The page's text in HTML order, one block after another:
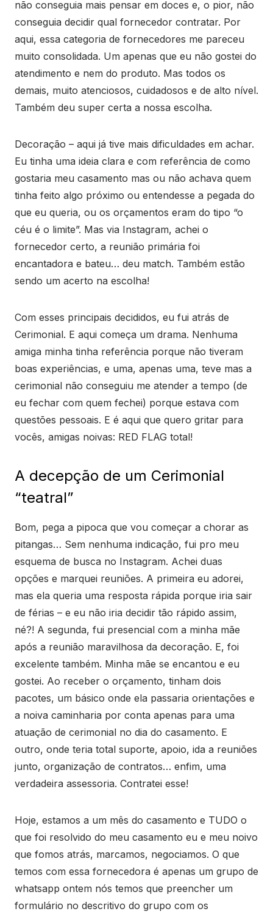
não conseguia mais pensar em doces e, o pior, não
conseguia decidir qual fornecedor contratar. Por
aqui, essa categoria de fornecedores me pareceu
muito consolidada. Um apenas que eu não gostei do
atendimento e nem do produto. Mas todos os
demais, muito atenciosos, cuidadosos e de alto nível.
Também deu super certa a nossa escolha.
Decoração – aqui já tive mais dificuldades em achar.
Eu tinha uma ideia clara e com referência de como
gostaria meu casamento mas ou não achava quem
tinha feito algo próximo ou entendesse a pegada do
que eu queria, ou os orçamentos eram do tipo “o
céu é o limite”. Mas via Instagram, achei o
fornecedor certo, a reunião primária foi
encantadora e bateu… deu match. Também estão
sendo um acerto na escolha!
Com esses principais decididos, eu fui atrás de
Cerimonial. E aqui começa um drama. Nenhuma
amiga minha tinha referência porque não tiveram
boas experiências, e uma, apenas uma, teve mas a
cerimonial não conseguiu me atender a tempo (de
eu fechar com quem fechei) porque estava com
questões pessoais. E é aqui que quero gritar para
vocês, amigas noivas: RED FLAG total!
A decepção de um Cerimonial
“teatral”
Bom, pega a pipoca que vou começar a chorar as
pitangas… Sem nenhuma indicação, fui pro meu
esquema de busca no Instagram. Achei duas
opções e marquei reuniões. A primeira eu adorei,
mas ela queria uma resposta rápida porque iria sair
de férias – e eu não iria decidir tão rápido assim,
né?! A segunda, fui presencial com a minha mãe
após a reunião maravilhosa da decoração. E, foi
excelente também. Minha mãe se encantou e eu
gostei. Ao receber o orçamento, tinham dois
pacotes, um básico onde ela passaria orientações e
a noiva caminharia por conta apenas para uma
atuação de cerimonial no dia do casamento. E
outro, onde teria total suporte, apoio, ida a reuniões
junto, organização de contratos… enfim, uma
verdadeira assessoria. Contratei esse!
Hoje, estamos a um mês do casamento e TUDO o
que foi resolvido do meu casamento eu e meu noivo
que fomos atrás, marcamos, negociamos. O que
temos com essa fornecedora é apenas um grupo de
whatsapp ontem nós temos que preencher um
formulário no descritivo do grupo com os